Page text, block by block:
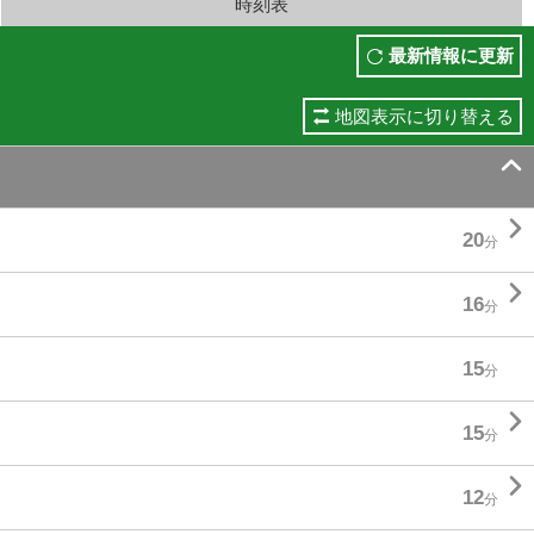
時刻表
最新情報に更新
地図表示に切り替える

20分 
16分 
15分
15分 
12分 